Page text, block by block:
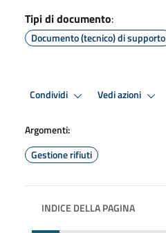
Tipi di documento:
Documento (tecnico) di supporto
Condividi Vedi azioni
Argomenti:
Gestione rifiuti
INDICE DELLA PAGINA